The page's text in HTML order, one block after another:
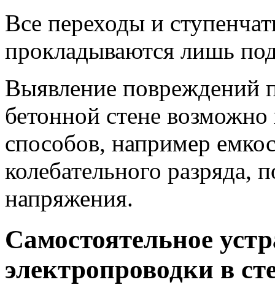
Все переходы и
прокладываются лишь
Выявление повреждений
бетонной стене
способов, например
колебательного разряда,
напряжения.
Самостоятельное
электропроводки в